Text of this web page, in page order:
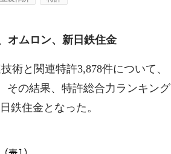
オムロン、新日鉄住金
術と関連特許3,878件について、
その結果、特許総合力ランキング
鉄住金となった。